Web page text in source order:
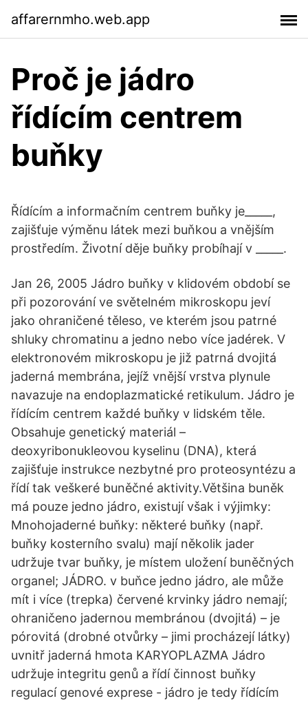
affarernmho.web.app
Proč je jádro
řídícím centrem
buňky
Řídícím a informačním centrem buňky je_____,
zajišťuje výměnu látek mezi buňkou a vnějším
prostředím. Životní děje buňky probíhají v _____.
Jan 26, 2005 Jádro buňky v klidovém období se
při pozorování ve světelném mikroskopu jeví
jako ohraničené těleso, ve kterém jsou patrné
shluky chromatinu a jedno nebo více jadérek. V
elektronovém mikroskopu je již patrná dvojitá
jaderná membrána, jejíž vnější vrstva plynule
navazuje na endoplazmatické retikulum. Jádro je
řídícím centrem každé buňky v lidském těle.
Obsahuje genetický materiál –
deoxyribonukleovou kyselinu (DNA), která
zajišťuje instrukce nezbytné pro proteosyntézu a
řídí tak veškeré buněčné aktivity.Většina buněk
má pouze jedno jádro, existují však i výjimky:
Mnohojaderné buňky: některé buňky (např.
buňky kosterního svalu) mají několik jader
udržuje tvar buňky, je místem uložení buněčných
organel; JÁDRO. v buňce jedno jádro, ale může
mít i více (trepka) červené krvinky jádro nemají;
ohraničeno jadernou membránou (dvojitá) – je
pórovitá (drobné otvůrky – jimi procházejí látky)
uvnitř jaderná hmota KARYOPLAZMA Jádro
udržuje integritu genů a řídí činnost buňky
regulací genové exprese - jádro je tedy řídícím